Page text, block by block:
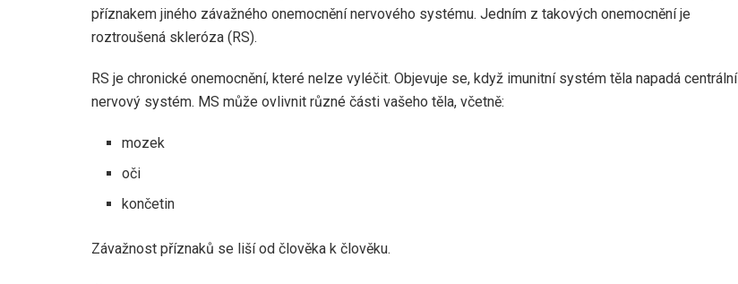
příznakem jiného závažného onemocnění nervového systému. Jedním z takových onemocnění je
roztroušená skleróza (RS).
RS je chronické onemocnění, které nelze vyléčit. Objevuje se, když imunitní systém těla napadá centrální
nervový systém. MS může ovlivnit různé části vašeho těla, včetně:
mozek
oči
končetin
Závažnost příznaků se liší od člověka k člověku.